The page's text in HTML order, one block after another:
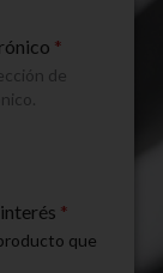
*
de
*
que